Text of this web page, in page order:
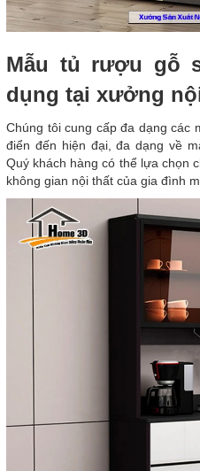
Mẫu tủ rượu gỗ
dụng tại xưởng
Chúng tôi cung cấp đa dạng các
điển đến hiện đại, đa dạng về
Quý khách hàng có thể lựa chọn
không gian nội thất của gia đình